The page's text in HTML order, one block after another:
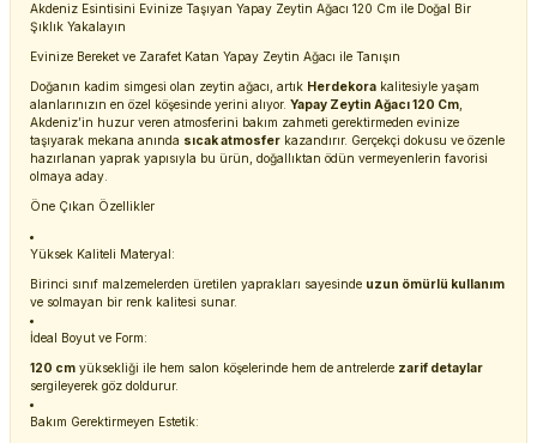
Akdeniz Esintisini Evinize Taşıyan Yapay Zeytin Ağacı 120 Cm ile Doğal Bir
Şıklık Yakalayın
Evinize Bereket ve Zarafet Katan Yapay Zeytin Ağacı ile Tanışın
Doğanın kadim simgesi olan zeytin ağacı, artık Herdekora kalitesiyle yaşam
alanlarınızın en özel köşesinde yerini alıyor. Yapay Zeytin Ağacı 120 Cm
Akdeniz’in huzur veren atmosferini bakım zahmeti gerektirmeden evinize
taşıyarak mekana anında sıcak atmosfer kazandırır. Gerçekçi dokusu ve özenle
hazırlanan yaprak yapısıyla bu ürün, doğallıktan ödün vermeyenlerin favorisi
olmaya aday.
Öne Çıkan Özellikler
Yüksek Kaliteli Materyal:
Birinci sınıf malzemelerden üretilen yaprakları sayesinde uzun ömürlü kullanım
ve solmayan bir renk kalitesi sunar.
İdeal Boyut ve Form:
120 cm yüksekliği ile hem salon köşelerinde hem de antrelerde zarif detaylar
sergileyerek göz doldurur.
Bakım Gerektirmeyen Estetik: